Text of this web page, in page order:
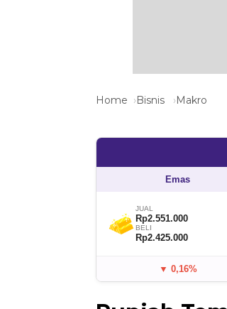
Home Bisnis Makro
Emas
JUAL
Rp2.551.000
BELI
Rp2.425.000
▼ 0,16%